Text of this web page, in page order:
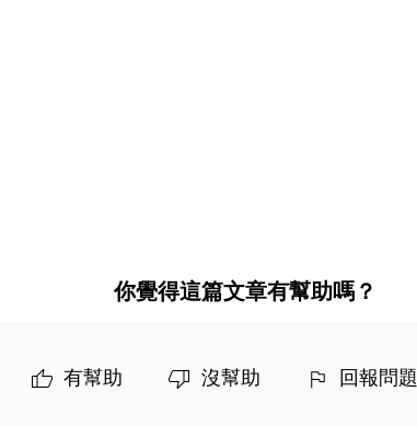
你覺得這篇文章有幫助嗎？
有幫助 沒幫助 回報問題